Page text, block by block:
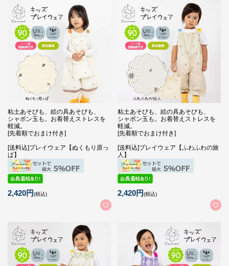
粘土あそびも、絵の具あそびも、
シャボン玉も。お着替えストレスを
軽減。
[先着順でおまけ付き]
[送料込]プレイウェア【ぬくもり原っ
ぱ】
2,420円(税込)
粘土あそびも、絵の具あそびも、
シャボン玉も。お着替えストレスを
軽減。
[先着順でおまけ付き]
[送料込]プレイウェア【ふわふわの旅
人】
2,420円(税込)